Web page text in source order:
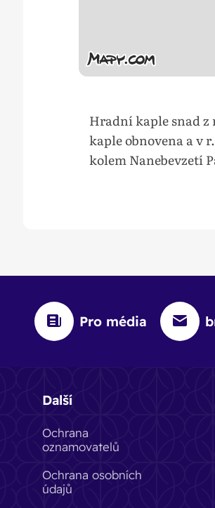
Hradní kaple snad z
kaple obnovena a v
kolem Nanebevzetí
Pro média
Další
Ochrana
oznamovatelů
Ochrana osobních
údajů